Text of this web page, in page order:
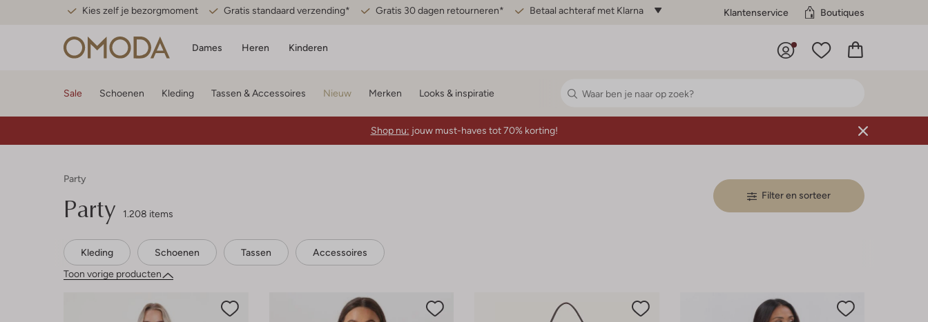
Kies zelf je bezorgmoment Gratis standaard verzending* Gratis 30 dagen retourneren* Betaal achteraf met Klarna Klantenservice Boutiques
Dames Heren Kinderen
Sale Schoenen Kleding Tassen & Accessoires Nieuw Merken Looks & inspiratie
Shop nu: jouw must-haves tot 70% korting!
Party
Party 1.208 items
Filter en sorteer
Kleding Schoenen Tassen
Accessoires
Toon vorige producten